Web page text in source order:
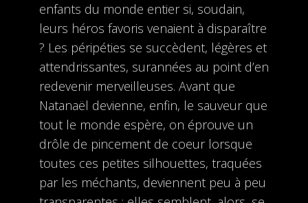
enfants du monde entier si, soudain,
leurs héros favoris venaient à disparaître
? Les péripéties se succèdent, légères et
attendrissantes, surannées au point d’en
redevenir merveilleuses. Avant que
Natanaël devienne, enfin, le sauveur que
tout le monde es­père, on éprouve un
drôle de pincement de coeur lorsque
toutes ces petites silhouettes, traquées
par les méchants, deviennent peu à peu